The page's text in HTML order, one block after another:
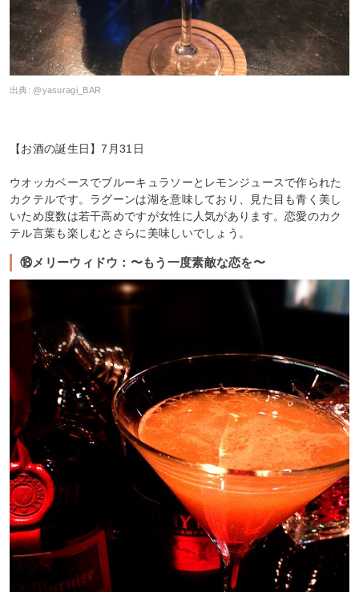
出典: @yasuragi_BAR
【お酒の誕生日】7月31日
ウオッカベースでブルーキュラソーとレモンジュースで作られた
カクテルです。ラグーンは湖を意味しており、見た目も青く美し
いため度数は若干高めですが女性に人気があります。恋愛のカク
テル言葉も楽しむとさらに美味しいでしょう。
⑱メリーウィドウ：〜もう一度素敵な恋を〜